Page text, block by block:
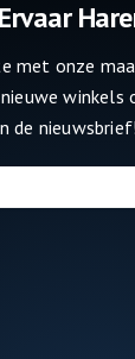
met onze
winkels
de nieuwsbrief!